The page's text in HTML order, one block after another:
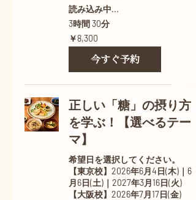
読み込み中...
3時間 30分
8,300
円
￥8,300
今すぐ予約
正しい「糖」の摂り方
を学ぶ！【選べるテー
マ】
希望日を選択してください。
【東京校】2026年6月4日(木)｜6
月6日(土)｜2027年3月16日(火)
【大阪校】2026年7月17日(金)